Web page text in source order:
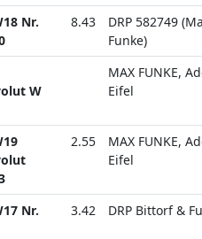
Nr.
8.43
DRP 582749
Funke)
W
MAX FUNKE,
Eifel
2.55
MAX FUNKE,
Eifel
Nr.
3.42 DRP Bittorf &